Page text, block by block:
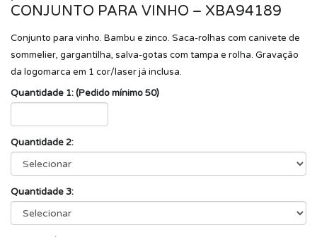
CONJUNTO PARA VINHO – XBA94189
Conjunto para vinho. Bambu e zinco. Saca-rolhas com canivete de
sommelier, gargantilha, salva-gotas com tampa e rolha. Gravação
da logomarca em 1 cor/laser já inclusa.
Quantidade 1: (Pedido mínimo 50)
Quantidade 2:
Quantidade 3: